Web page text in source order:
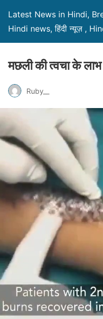
Latest News in Hindi,
Hindi news, हिंदी न्यूज़ ,
मछली की त्वचा के लाभ
Ruby__